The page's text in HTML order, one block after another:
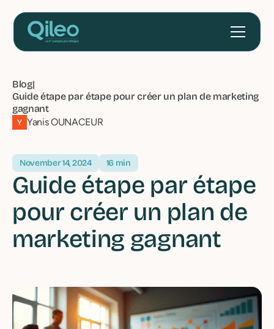
Blog|
Guide étape par étape pour créer un plan de marketing
gagnant
Yanis OUNACEUR
November 14, 2024 16 min
Guide étape par étape
pour créer un plan de
marketing gagnant